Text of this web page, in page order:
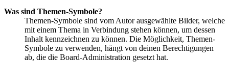
Was sind Themen-Symbole?
Themen-Symbole sind vom Autor ausgewählte Bilder, welche
mit einem Thema in Verbindung stehen können, um dessen
Inhalt kennzeichnen zu können. Die Möglichkeit, Themen-
Symbole zu verwenden, hängt von deinen Berechtigungen
ab, die die Board-Administration gesetzt hat.